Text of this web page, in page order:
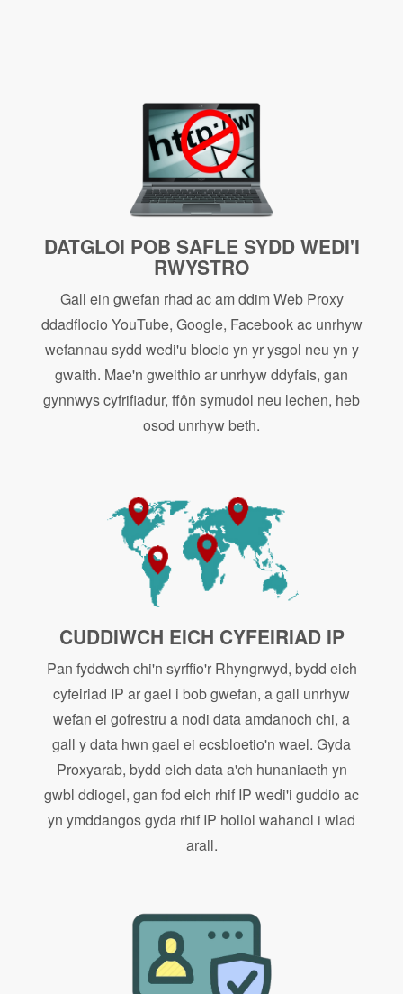
DATGLOI POB SAFLE SYDD WEDI'I
RWYSTRO
Gall ein gwefan rhad ac am ddim Web Proxy
ddadflocio YouTube, Google, Facebook ac unrhyw
wefannau sydd wedi'u blocio yn yr ysgol neu yn y
gwaith. Mae'n gweithio ar unrhyw ddyfais, gan
gynnwys cyfrifiadur, ffôn symudol neu lechen, heb
osod unrhyw beth.
CUDDIWCH EICH CYFEIRIAD IP
Pan fyddwch chi'n syrffio'r Rhyngrwyd, bydd eich
cyfeiriad IP ar gael i bob gwefan, a gall unrhyw
wefan ei gofrestru a nodi data amdanoch chi, a
gall y data hwn gael ei ecsbloetio'n wael. Gyda
Proxyarab, bydd eich data a'ch hunaniaeth yn
gwbl ddiogel, gan fod eich rhif IP wedi'i guddio ac
yn ymddangos gyda rhif IP hollol wahanol i wlad
arall.